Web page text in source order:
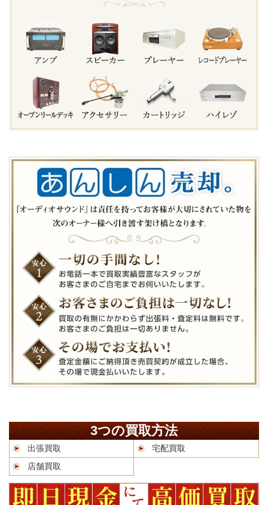
3つの買取方法
出張買取
宅配買取
店舗買取